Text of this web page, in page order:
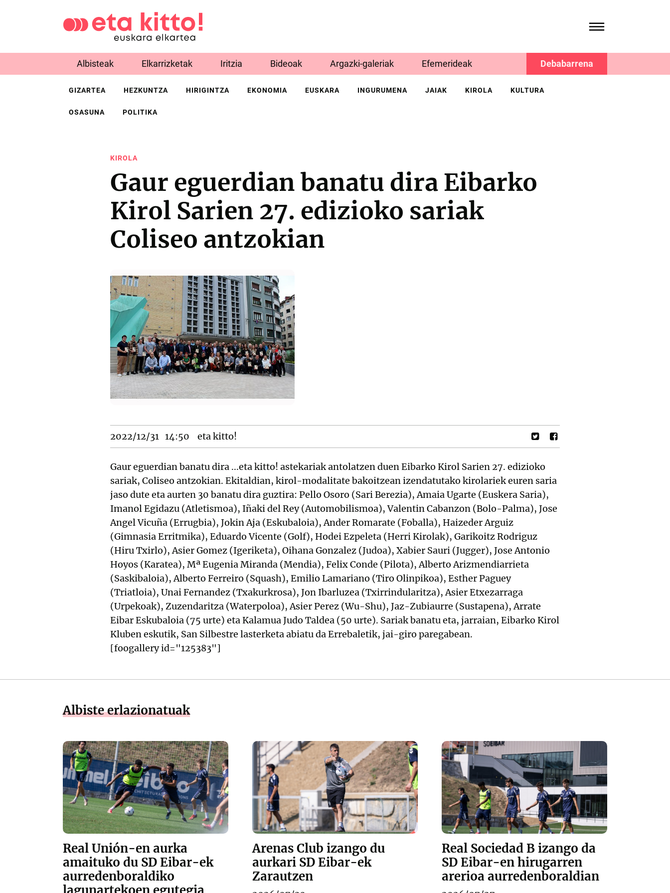
Albisteak Elkarrizketak Iritzia Bideoak Argazki-galeriak Efemerideak Debabarrena
GIZARTEA HEZKUNTZA HIRIGINTZA EKONOMIA EUSKARA INGURUMENA JAIAK KIROLA KULTURA
OSASUNA POLITIKA
KIROLA
Gaur eguerdian banatu dira Eibarko
Kirol Sarien 27. edizioko sariak
Coliseo antzokian
2022/12/31 14:50 eta kitto!
Gaur eguerdian banatu dira ...eta kitto! astekariak antolatzen duen Eibarko Kirol Sarien 27. edizioko
sariak, Coliseo antzokian. Ekitaldian, kirol-modalitate bakoitzean izendatutako kirolariek euren saria
jaso dute eta aurten 30 banatu dira guztira: Pello Osoro (Sari Berezia), Amaia Ugarte (Euskera Saria),
Imanol Egidazu (Atletismoa), Iñaki del Rey (Automobilismoa), Valentin Cabanzon (Bolo-Palma), Jose
Angel Vicuña (Errugbia), Jokin Aja (Eskubaloia), Ander Romarate (Foballa), Haizeder Arguiz
(Gimnasia Erritmika), Eduardo Vicente (Golf), Hodei Ezpeleta (Herri Kirolak), Garikoitz Rodriguz
(Hiru Txirlo), Asier Gomez (Igeriketa), Oihana Gonzalez (Judoa), Xabier Sauri (Jugger), Jose Antonio
Hoyos (Karatea), Mª Eugenia Miranda (Mendia), Felix Conde (Pilota), Alberto Arizmendiarrieta
(Saskibaloia), Alberto Ferreiro (Squash), Emilio Lamariano (Tiro Olinpikoa), Esther Paguey
(Triatloia), Unai Fernandez (Txakurkrosa), Jon Ibarluzea (Txirrindularitza), Asier Etxezarraga
(Urpekoak), Zuzendaritza (Waterpoloa), Asier Perez (Wu-Shu), Jaz-Zubiaurre (Sustapena), Arrate
Eibar Eskubaloia (75 urte) eta Kalamua Judo Taldea (50 urte). Sariak banatu eta, jarraian, Eibarko Kirol
Kluben eskutik, San Silbestre lasterketa abiatu da Errebaletik, jai-giro paregabean.
[foogallery id="125383"]
Albiste erlazionatuak
Real Unión-en aurka
amaituko du SD Eibar-ek
aurredenboraldiko
Arenas Club izango du
aurkari SD Eibar-ek
Zarautzen
Real Sociedad B izango da
SD Eibar-en hirugarren
arerioa aurredenboraldian